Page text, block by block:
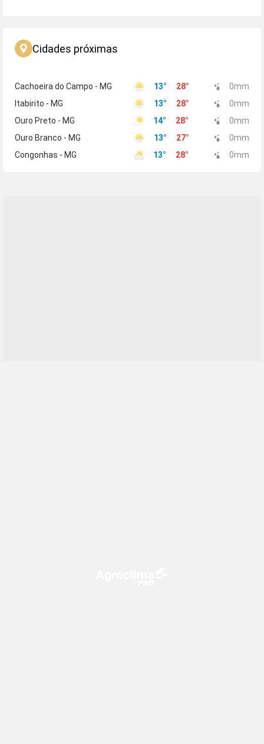
Cidades próximas
Cachoeira do Campo - MG 13° 28° 0mm
Itabirito - MG
13° 28° 0mm
Ouro Preto - MG
14° 28° 0mm
Ouro Branco - MG
13° 27° 0mm
Congonhas - MG
13° 28° 0mm